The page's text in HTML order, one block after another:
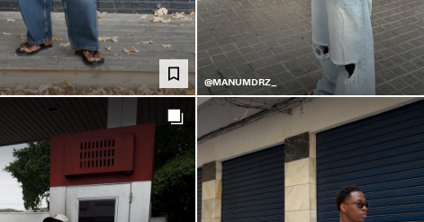
@MANUMDRZ_